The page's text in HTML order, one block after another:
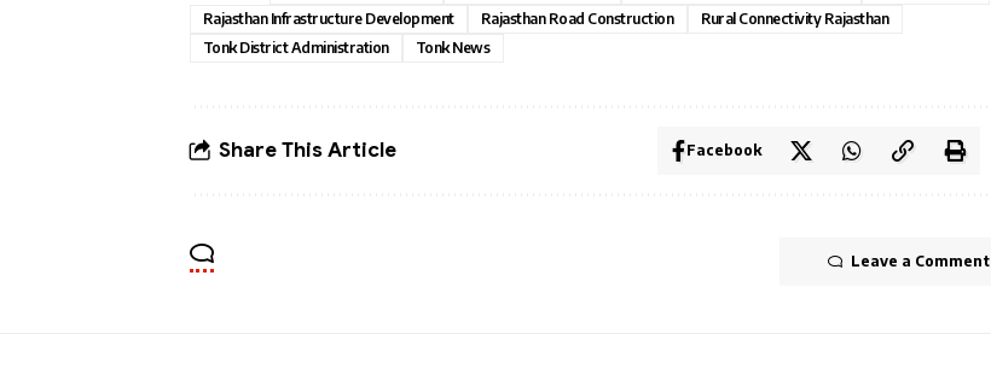
Rajasthan Infrastructure Development
Rajasthan Road Construction
Rural Connectivity Rajasthan
Tonk District Administration
Tonk News
Share This Article Facebook
Leave a Comment